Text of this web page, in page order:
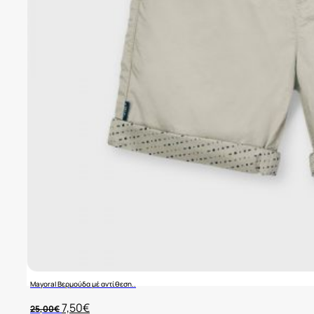
Mayoral Βερμούδα μέ αντίθεση..
25,00€Original
7,50€Η